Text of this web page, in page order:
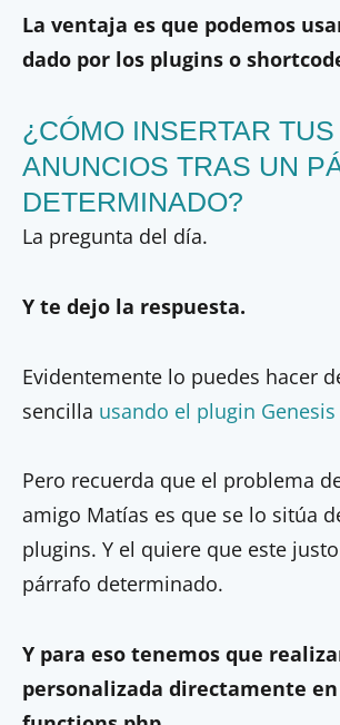
La ventaja es que podemos
dado por los plugins o
¿CÓMO INSERTAR TUS
ANUNCIOS TRAS UN
DETERMINADO?
La pregunta del día.
Y te dejo la respuesta.
Evidentemente lo puedes hacer
sencilla usando el plugin
Pero recuerda que el problema
amigo Matías es que se lo sitúa
plugins. Y el quiere que este
párrafo determinado.
Y para eso tenemos que
personalizada directamente en